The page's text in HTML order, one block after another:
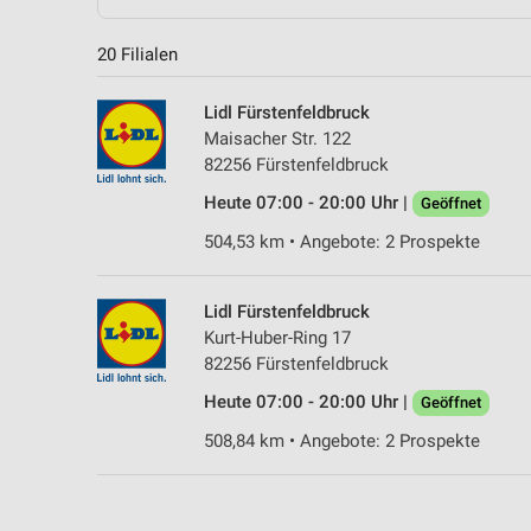
20 Filialen
Lidl Fürstenfeldbruck
Maisacher Str. 122
82256 Fürstenfeldbruck
Heute 07:00 - 20:00 Uhr |
Geöffnet
504,53 km • Angebote: 2 Prospekte
Lidl Fürstenfeldbruck
Kurt-Huber-Ring 17
82256 Fürstenfeldbruck
Heute 07:00 - 20:00 Uhr |
Geöffnet
508,84 km • Angebote: 2 Prospekte